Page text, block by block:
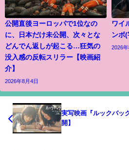
公開直後ヨーロッパで1位なの
に、日本だけ未公開、次々とな
どんでん返しが起こる…狂気の
没入感の反転スリラー【映画紹
介】
2026年8月4日
ワイ
ンボ(
2026
実写映画『ルックバッ
開】